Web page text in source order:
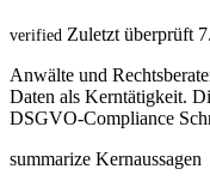
verified Zuletzt überprüft
Anwälte und
Daten als Kerntätigkeit.
DSGVO-Compliance
summarize Kernaussagen